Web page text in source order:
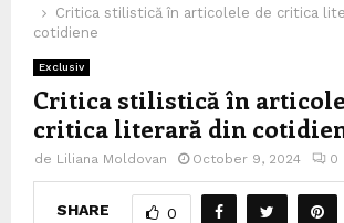
Critica stilistică în articolele de critica
cotidiene
Exclusiv
Critica stilistică în
critica literară din
de Liliana Moldovan October 9, 2024 0
SHARE 0